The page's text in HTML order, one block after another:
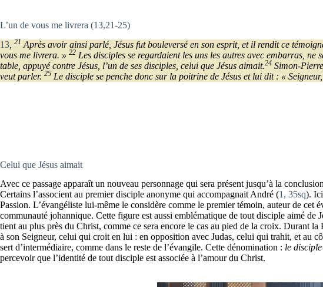
L’un de vous me livrera (13,21-25)
13 21 Après avoir ainsi parlé, Jésus fut bouleversé en son esprit, et il rendit ce
vous me livrera. » 22 Les disciples se regardaient les uns les autres avec embarras, ne
table, appuyé contre Jésus, l’un de ses disciples, celui que Jésus aimait.24 Simon-
veut parler. 25 Le disciple se penche donc sur la poitrine de Jésus et lui dit : «
Celui que Jésus aimait
Avec ce passage apparaît un nouveau personnage qui sera présent jusqu’à la
Certains l’associent au premier disciple anonyme qui accompagnait André (1, 35sq).
Passion. L’évangéliste lui-même le considère comme le premier témoin, auteur de cet
communauté johannique. Cette figure est aussi emblématique de tout disciple aimé de
tient au plus près du Christ, comme ce sera encore le cas au pied de la croix. Durant
à son Seigneur, celui qui croit en lui : en opposition avec Judas, celui qui trahit, et au
sert d’intermédiaire, comme dans le reste de l’évangile. Cette dénomination : le
percevoir que l’identité de tout disciple est associée à l’amour du Christ.